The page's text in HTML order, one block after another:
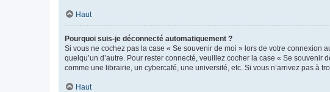
Haut
Pourquoi suis-je déconnecté automatiquement ?
Si vous ne cochez pas la case « Se souvenir de moi » lors de votre connexion
quelqu’un d’autre. Pour rester connecté, veuillez cocher la case « Se
comme une librairie, un cybercafé, une université, etc. Si vous n’arrivez pas à
Haut